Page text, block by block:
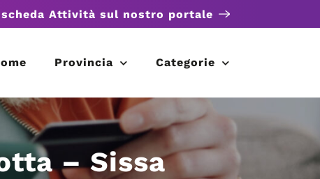
Attività sul nostro portale
Provincia Categorie
– Sissa